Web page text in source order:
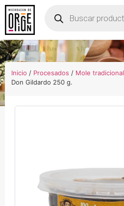
Inicio / Procesados / Mole tradicional
Don Gildardo 250 g.